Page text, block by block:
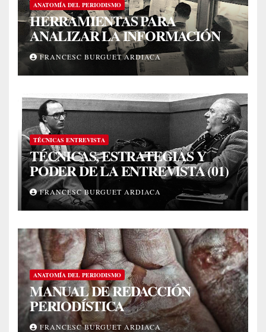
ANATOMÍA DEL PERIODISMO
HERRAMIENTAS PARA
ANALIZAR LA INFORMACIÓN
FRANCESC BURGUET ARDIACA
TÉCNICAS ENTREVISTA
TÉCNICAS, ESTRATEGIAS Y
PODER DE LA ENTREVISTA (01)
FRANCESC BURGUET ARDIACA
ANATOMÍA DEL PERIODISMO
MANUAL DE REDACCIÓN
PERIODÍSTICA
FRANCESC BURGUET ARDIACA